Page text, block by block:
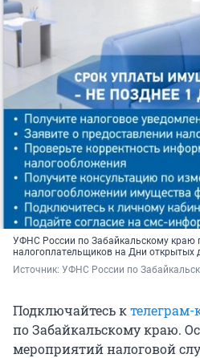
УФНС России по Забайкальскому краю
налогоплательщиков на Дни открытых
Источник: УФНС России по
Подключайтесь ктелеграм-
по Забайкальскому краю.
мероприятий налоговой